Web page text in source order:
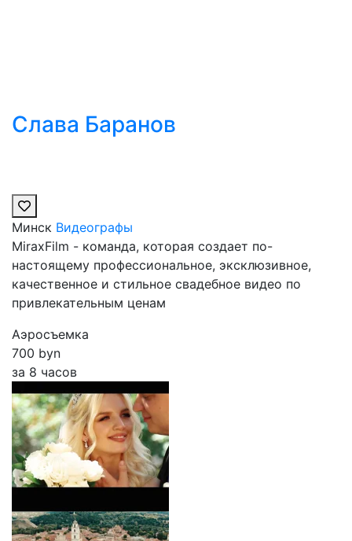
Слава Баранов
Минск Видеографы
MiraxFilm - команда, которая создает по-
настоящему профессиональное, эксклюзивное,
качественное и стильное свадебное видео по
привлекательным ценам
Аэросъемка
700 byn
за 8 часов